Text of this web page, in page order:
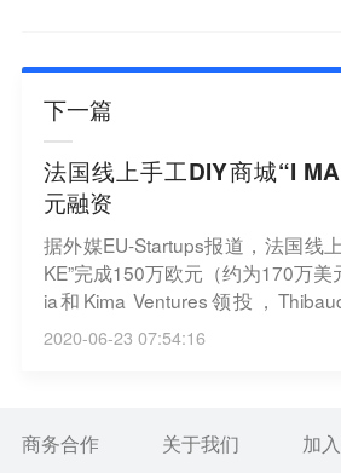
下一篇
法国线上手工DIY商城“I
元融资
据外媒EU-Startups报道，法国线
KE”完成150万欧元（约为170万
ia和Kima Ventures领投，
（Back Market的联合创始人兼首
人投资者参投。该轮融资获得的
2020-06-23 07:54:16
商务合作 关于我们 加